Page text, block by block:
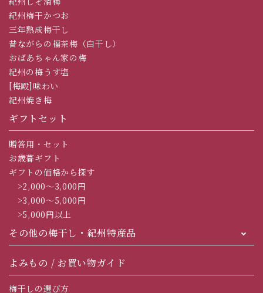
紀州梅干かつお
三年熟成梅干し
昔ながらの福茶梅（白干し）
おばあちゃん家の梅
紀州の梅うす塩
[梅殿]味わい
紀州焼き梅
ギフトセット
贈答用・セット
お歳暮ギフト
ギフトの価格から探す
>2,000～3,000円
>3,000～5,000円
>5,000円以上
その他の梅干し・紀州特産品
よみもの / お買い物ガイド
梅干しの選び方